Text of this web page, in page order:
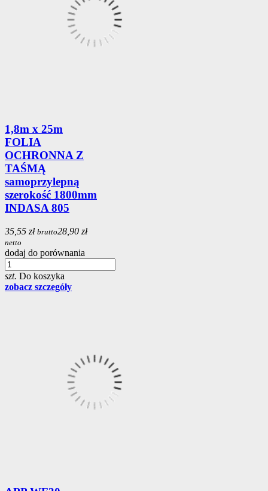
1,8m x 25m
FOLIA
OCHRONNA Z
TAŚMĄ
samoprzylepną
szerokość 1800mm
INDASA 805
35,55 zł brutto28,90 zł
netto
dodaj do porównania
szt. Do koszyka
zobacz szczegóły